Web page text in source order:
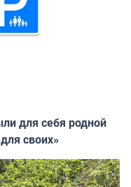
для себя родной
своих»